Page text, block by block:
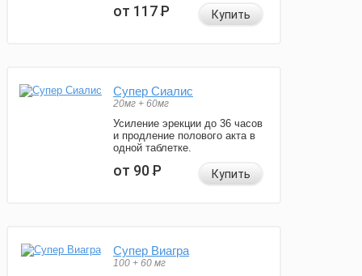
от 117Р Купить
Супер Сиалис
20мг + 60мг
Усиление эрекции до 36 часов
и продление полового акта в
одной таблетке.
от 90Р Купить
Супер Виагра
100 + 60 мг